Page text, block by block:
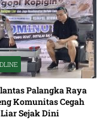
Palangka Raya
Komunitas Cegah
Sejak Dini